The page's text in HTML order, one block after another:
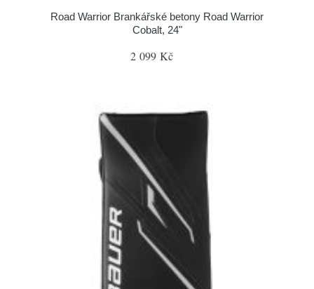
Road Warrior Brankářské betony Road Warrior
Cobalt, 24"
2 099 Kč